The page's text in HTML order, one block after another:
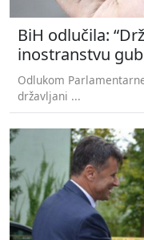
BiH odlučila:
inostranstvu
Odlukom
državljani ...